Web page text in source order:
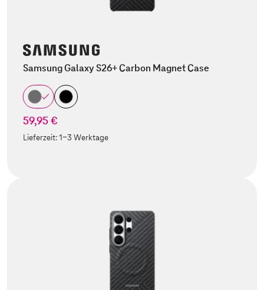
Samsung Galaxy S26+ Carbon Magnet Case
59,95 €
Lieferzeit:1-3 Werktage